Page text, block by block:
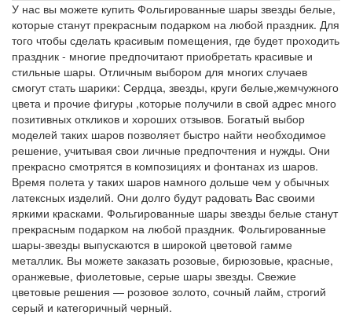
У нас вы можете купить Фольгированные шары звезды белые,
которые станут прекрасным подарком на любой праздник. Для
того чтобы сделать красивым помещения, где будет проходить
праздник - многие предпочитают приобретать красивые и
стильные шары. Отличным выбором для многих случаев
смогут стать шарики: Сердца, звезды, круги белые,жемчужного
цвета и прочие фигуры ,которые получили в свой адрес много
позитивных откликов и хороших отзывов. Богатый выбор
моделей таких шаров позволяет быстро найти необходимое
решение, учитывая свои личные предпочтения и нужды. Они
прекрасно смотрятся в композициях и фонтанах из шаров.
Время полета у таких шаров намного дольше чем у обычных
латексных изделий. Они долго будут радовать Вас своими
яркими красками. Фольгированные шары звезды белые станут
прекрасным подарком на любой праздник. Фольгированные
шары-звезды выпускаются в широкой цветовой гамме
металлик. Вы можете заказать розовые, бирюзовые, красные,
оранжевые, фиолетовые, серые шары звезды. Свежие
цветовые решения — розовое золото, сочный лайм, строгий
серый и категоричный черный.